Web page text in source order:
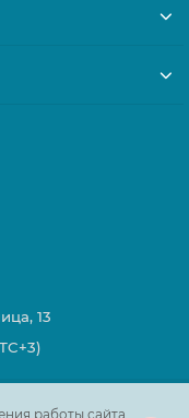
работы сайта.
13